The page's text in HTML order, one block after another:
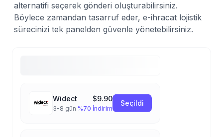
alternatifi seçerek gönderi oluşturabilirsiniz.
Böylece zamandan tasarruf eder, e-ihracat lojistik
sürecinizi tek panelden güvenle yönetebilirsiniz.
Widect
3-8 gün
$9.90
%70 İndirim
Seçildi